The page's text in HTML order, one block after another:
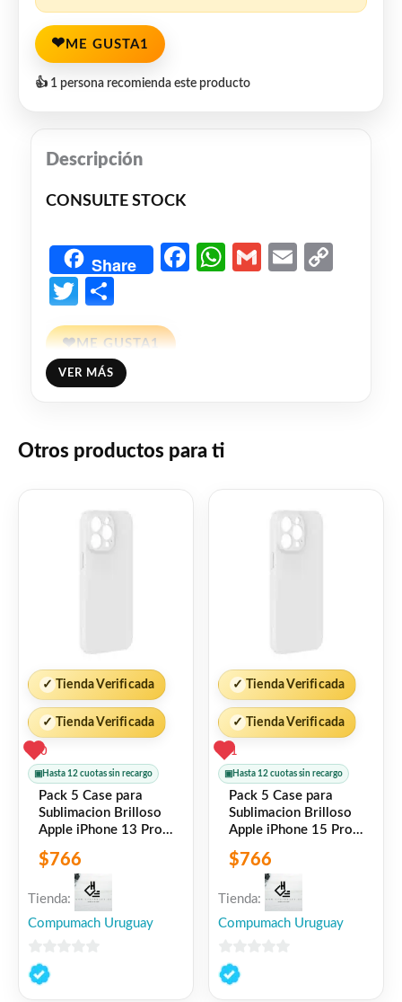
❤ ME GUSTA1
👍 1 persona recomienda este producto
Descripción
CONSULTE STOCK
Share Facebook
WhatsApp
GmailEmail
Twitter
❤ME GUSTA1
👍 1 persona recomienda este producto
VER MÁS
Otros productos para ti
✓ Tienda Verificada
✓ Tienda Verificada
0
▣ Hasta 12 cuotas sin recargo
Pack 5 Case para
Sublimacion Brilloso
Apple iPhone 13 Pro
Rock Space
6941402772215
$766
Tienda:
Compumach Uruguay
0
de
✓ Tienda Verificada
✓ Tienda Verificada
1
▣ Hasta 12 cuotas sin recargo
Pack 5 Case para
Sublimacion Brilloso
Apple iPhone 15 Pro
Rock Space
6941402775704
$766
Tienda:
Compumach Uruguay
0
de